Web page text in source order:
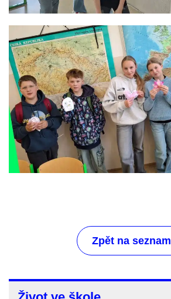
Život
Zpět na seznam